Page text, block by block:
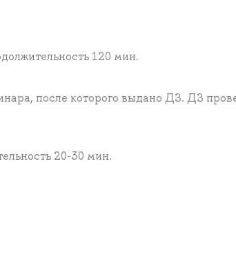
120 мин.
после которого выдано ДЗ. ДЗ
20-30 мин.